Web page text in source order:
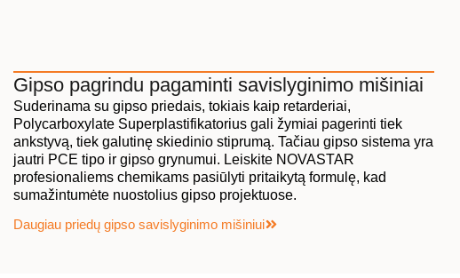
Gipso pagrindu pagaminti savislyginimo mišiniai
Suderinama su gipso priedais, tokiais kaip retarderiai,
Polycarboxylate Superplastifikatorius gali žymiai pagerinti tiek
ankstyvą, tiek galutinę skiedinio stiprumą. Tačiau gipso sistema yra
jautri PCE tipo ir gipso grynumui. Leiskite NOVASTAR
profesionaliems chemikams pasiūlyti pritaikytą formulę, kad
sumažintumėte nuostolius gipso projektuose.
Daugiau priedų gipso savislyginimo mišiniui